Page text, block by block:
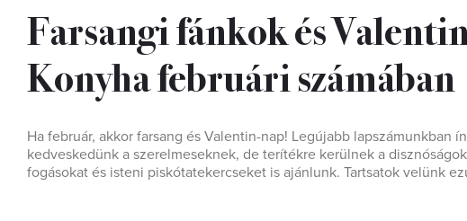
Farsangi fánkok és
Konyha februári számában
Ha február, akkor farsang és Valentin-nap! Legújabb
kedveskedünk a szerelmeseknek, de terítékre kerülnek a
fogásokat és isteni piskótatekercseket is ajánlunk. Tartsatok velünk